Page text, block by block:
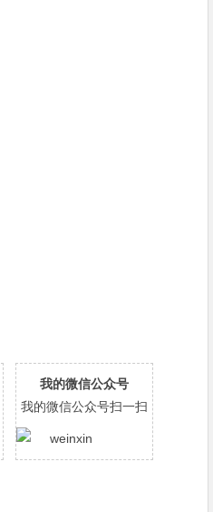
我的微信公众号
我的微信公众号扫一扫